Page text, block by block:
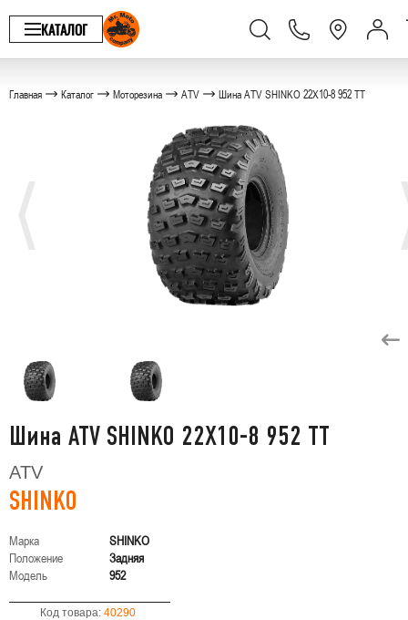
КАТАЛОГ
Главная Каталог Моторезина ATV Шина ATV SHINKO 22X10-8 952 TT
Шина ATV SHINKO 22X10-8 952 TT
ATV
SHINKO
Марка
SHINKO
Положение
Задняя
Модель
952
Код товара: 40290